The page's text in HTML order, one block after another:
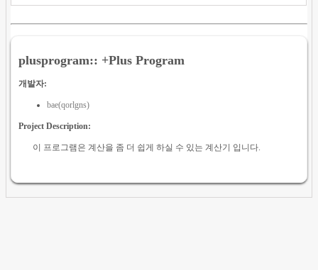
plusprogram:: +Plus Program
개발자:
bae(qorlgns)
Project Description:
이 프로그램은 계산을 좀 더 쉽게 하실 수 있는 계산기 입니다.